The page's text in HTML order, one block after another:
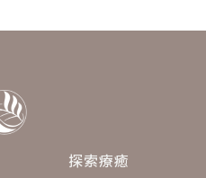
探索療癒